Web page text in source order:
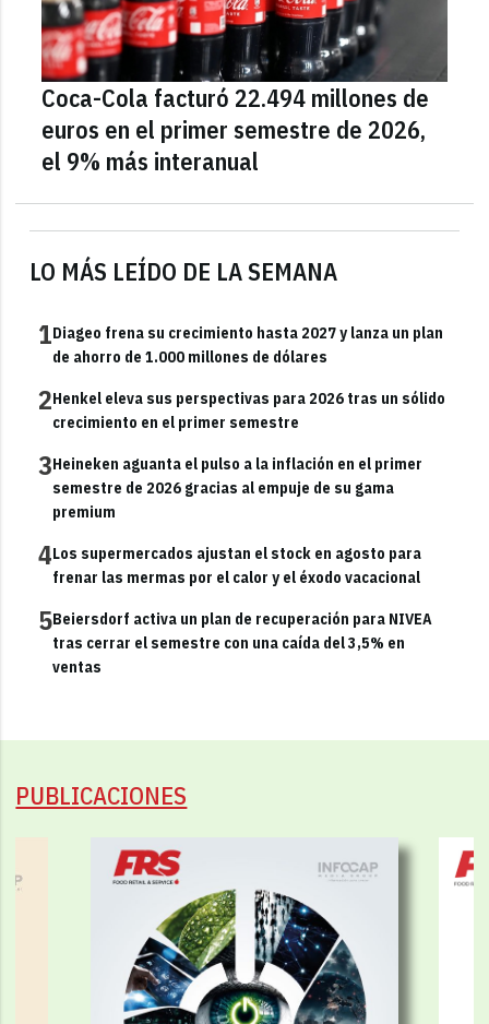
LO MÁS LEÍDO DE LA SEMANA
1Diageo frena su crecimiento hasta 2027 y lanza un plan
de ahorro de 1.000 millones de dólares
2Henkel eleva sus perspectivas para 2026 tras un sólido
crecimiento en el primer semestre
3Heineken aguanta el pulso a la inflación en el primer
semestre de 2026 gracias al empuje de su gama
premium
4Los supermercados ajustan el stock en agosto para
frenar las mermas por el calor y el éxodo vacacional
5Beiersdorf activa un plan de recuperación para NIVEA
tras cerrar el semestre con una caída del 3,5% en
ventas
Coca-Cola facturó 22.494 millones de
euros en el primer semestre de 2026,
el 9% más interanual
PUBLICACIONES